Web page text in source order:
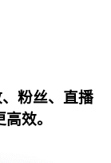
粉丝、直播
效。